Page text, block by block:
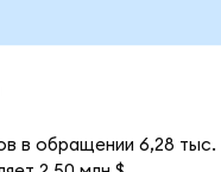
в обращении 6,28 тыс.